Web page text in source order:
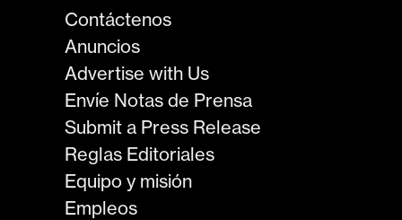
Contáctenos
Anuncios
Advertise with Us
Envíe Notas de Prensa
Submit a Press Release
Reglas Editoriales
Equipo y misión
Empleos